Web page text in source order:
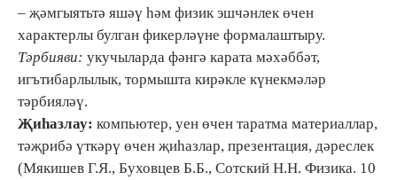
– җәмгыятьтә яшәү һәм физик эшчәнлек өчен
характерлы булган фикерләүне формалаштыру.
Тәрбияви: укучыларда фәнгә карата мәхәббәт,
игътибарлылык, тормышта кирәкле күнекмәләр
тәрбияләү.
Җиһазлау: компьютер, уен өчен таратма материаллар,
тәҗрибә үткәрү өчен җиһазлар, презентация, дәреслек
(Мякишев Г.Я., Буховцев Б.Б., Сотский Н.Н. Физика. 10